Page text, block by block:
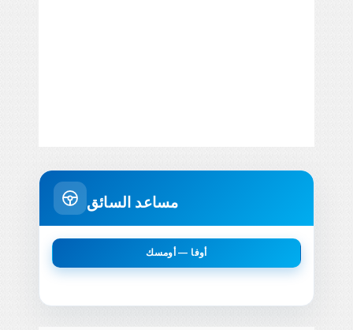
مساعد السائق
أوفا — أومسك